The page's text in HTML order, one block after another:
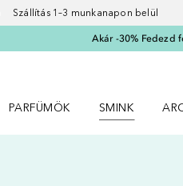
Szállítás 1–3 munkanapon belül
Akár -30% Fedezd
PARFÜMÖK
Nyisd meg a(z) Parfümök menüt
SMINK
Nyisd meg a(z)